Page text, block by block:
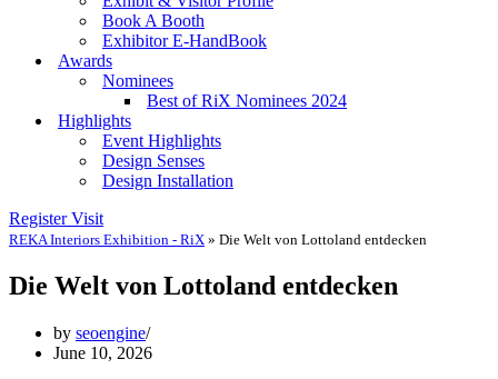
Book A Booth
Exhibitor E-HandBook
Awards
Nominees
Best of RiX Nominees 2024
Highlights
Event Highlights
Design Senses
Design Installation
Register Visit
REKA Interiors Exhibition - RiX » Die Welt von Lottoland entdecken
Die Welt von Lottoland entdecken
by seoengine
June 10, 2026